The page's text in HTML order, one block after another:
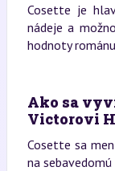
Cosette je
nádeje a
hodnoty
Ako sa
Victorovi
Cosette sa
na